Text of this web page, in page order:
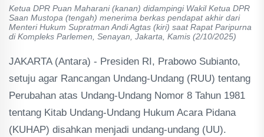
Ketua DPR Puan Maharani (kanan) didampingi Wakil Ketua DPR
Saan Mustopa (tengah) menerima berkas pendapat akhir dari
Menteri Hukum Supratman Andi Agtas (kiri) saat Rapat Paripurna
di Kompleks Parlemen, Senayan, Jakarta, Kamis (2/10/2025)
JAKARTA (Antara) - Presiden RI, Prabowo Subianto,
setuju agar Rancangan Undang-Undang (RUU) tentang
Perubahan atas Undang-Undang Nomor 8 Tahun 1981
tentang Kitab Undang-Undang Hukum Acara Pidana
(KUHAP) disahkan menjadi undang-undang (UU).